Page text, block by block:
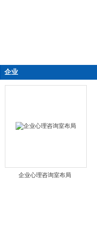
企业
企业心理咨询室布局